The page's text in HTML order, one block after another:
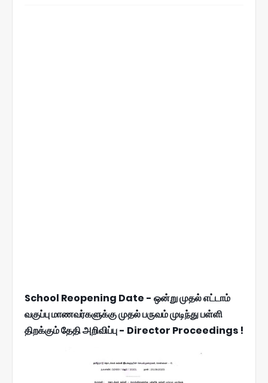
School Reopening Date - ஒன்று முதல் எட்டாம்
வகுப்பு மாணவர்களுக்கு முதல் பருவம் முடிந்து பள்ளி
திறக்கும் தேதி அறிவிப்பு - Director Proceedings !